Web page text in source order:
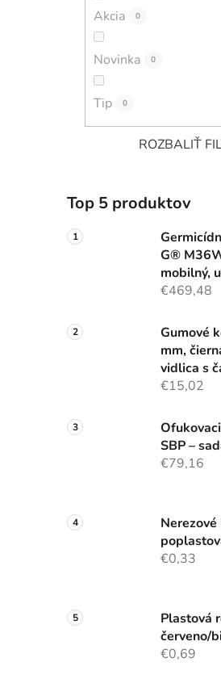
Akcia 0
Novinka 0
Tip 0
ROZBALIŤ
Top 5 produktov
G®
mobilný,
€469,48
Gumové
mm,
vidlica s
€15,02
SBP –
€79,16
€0,33
Plastová
červeno/
€0,69